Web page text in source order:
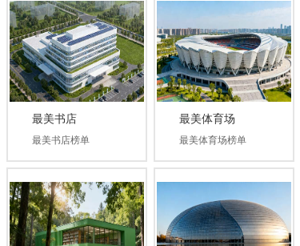
优秀案例
品牌孵化
饮用水专栏
最美书店
最美书店榜单
最美体育场
最美体育场榜单